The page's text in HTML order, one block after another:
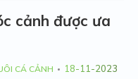
điểm danh 6 loại cá
ở bài viết dưới đây nhé.
cảnh được ưa
CÁ CẢNH 18-11-2023